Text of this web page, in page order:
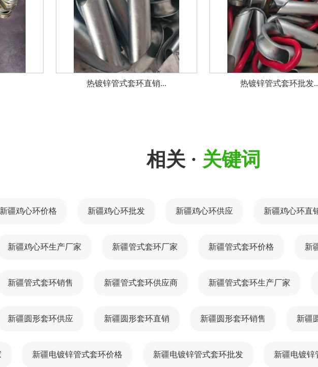
热镀锌管式套环直销... 热镀锌管式套环批发
相关 · 关键词
新疆鸡心环价格 新疆鸡心环批发 新疆鸡心环供应 新疆鸡心环直
新疆鸡心环生产厂家 新疆管式套环厂家 新疆管式套环价格 新
新疆管式套环销售 新疆管式套环供应商 新疆管式套环生产厂家
新疆圆形套环供应 新疆圆形套环直销 新疆圆形套环销售 新疆
新疆电镀锌管式套环价格 新疆电镀锌管式套环批发 新疆电镀锌